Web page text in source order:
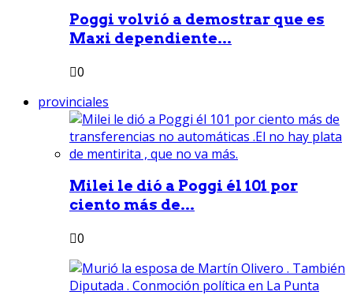
Poggi volvió a demostrar que es
Maxi dependiente...
0
provinciales
Milei le dió a Poggi él 101 por
ciento más de...
0